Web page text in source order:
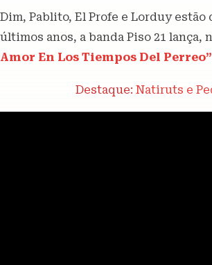
Dim, Pablito, El Profe e Lorduy
últimos anos, a banda Piso 21
Amor En Los Tiempos Del Perreo”
Destaque:Natiruts e